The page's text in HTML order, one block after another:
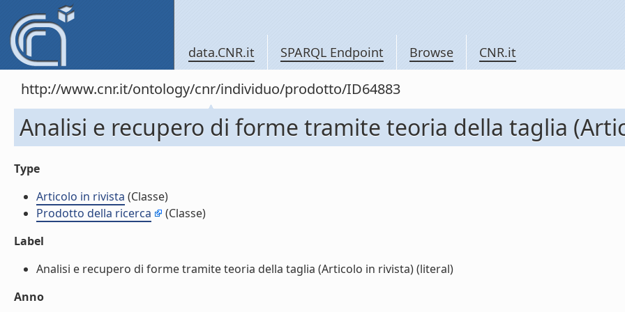
data.CNR.it SPARQL Endpoint Browse CNR.it
http://www.cnr.it/ontology/cnr/individuo/prodotto/ID64883
Analisi e recupero di forme tramite teoria della taglia
Type
Articolo in rivista (Classe)
Prodotto della ricerca
(Classe)
Label
Analisi e recupero di forme tramite teoria della taglia (Articolo in rivista) (literal)
Anno